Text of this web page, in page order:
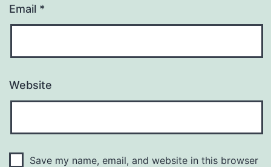
Email *
Website
Save my name, email, and website in this browser